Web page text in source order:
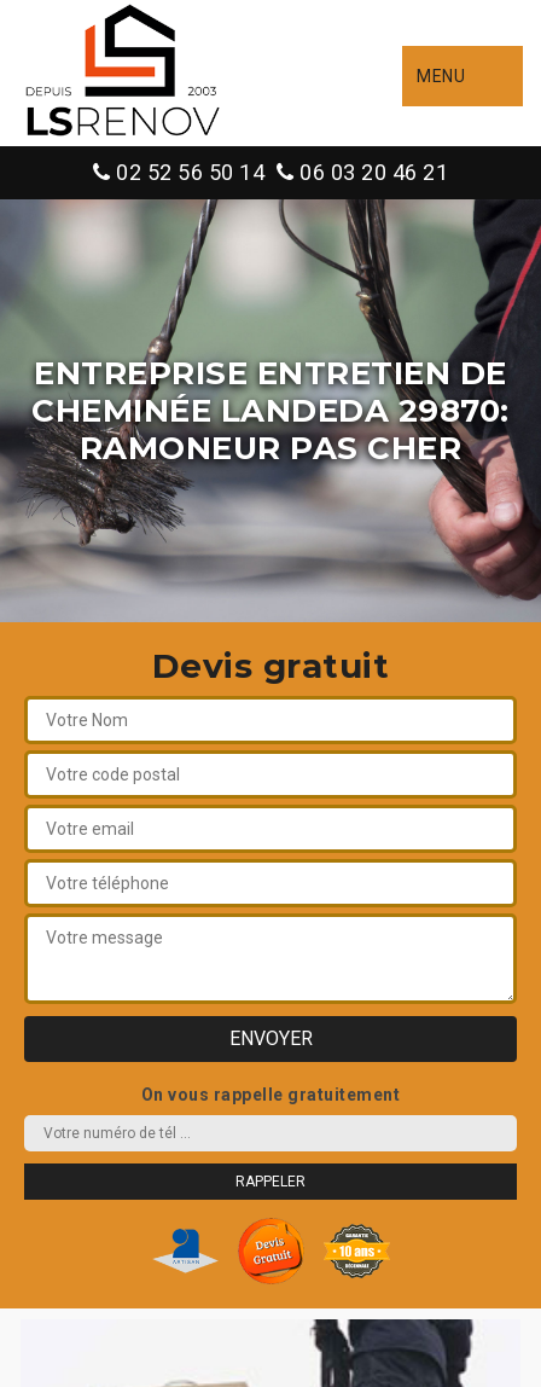
MENU
02 52 56 50 14 06 03 20 46 21
ENTREPRISE ENTRETIEN DE
CHEMINÉE LANDEDA 29870:
RAMONEUR PAS CHER
Devis gratuit
On vous rappelle gratuitement